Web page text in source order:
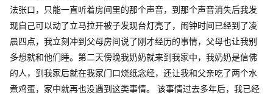
法张口，只能一直听着房间里的那个声音，到那个声音消失后我发
现自己可以动了立马拉开被子发现台灯亮了，闹钟时间已经到了凌
晨四点，我立刻冲到父母房间说了刚才经历的事情，父母也让我别
多想就和他们睡。第二天傍晚我奶奶就来到我家中，我奶奶是信佛
的人，到我家后就在我家门口烧纸念经，还让我和父亲吃了两个水
煮鸡蛋，家中就再也没遇到这类事情。 该事情过去多年后，我已经